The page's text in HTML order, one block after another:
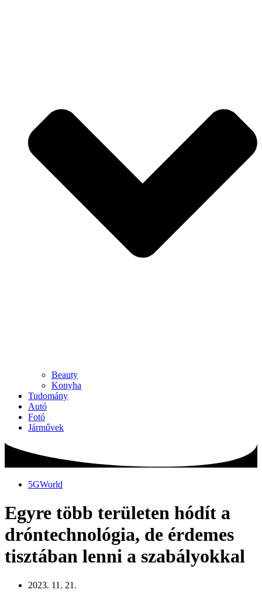
Beauty
Konyha
Tudomány
Autó
Fotó
Járművek
5GWorld
Egyre több területen hódít a
dróntechnológia, de érdemes
tisztában lenni a szabályokkal
2023. 11. 21.